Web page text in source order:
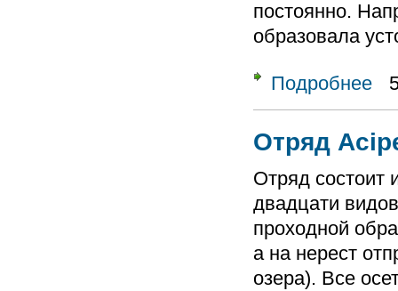
постоянно.
образовала
Подробнее о
Отряд
Отряд состоит
двадцати
проходной
а на нерест
озера). Все